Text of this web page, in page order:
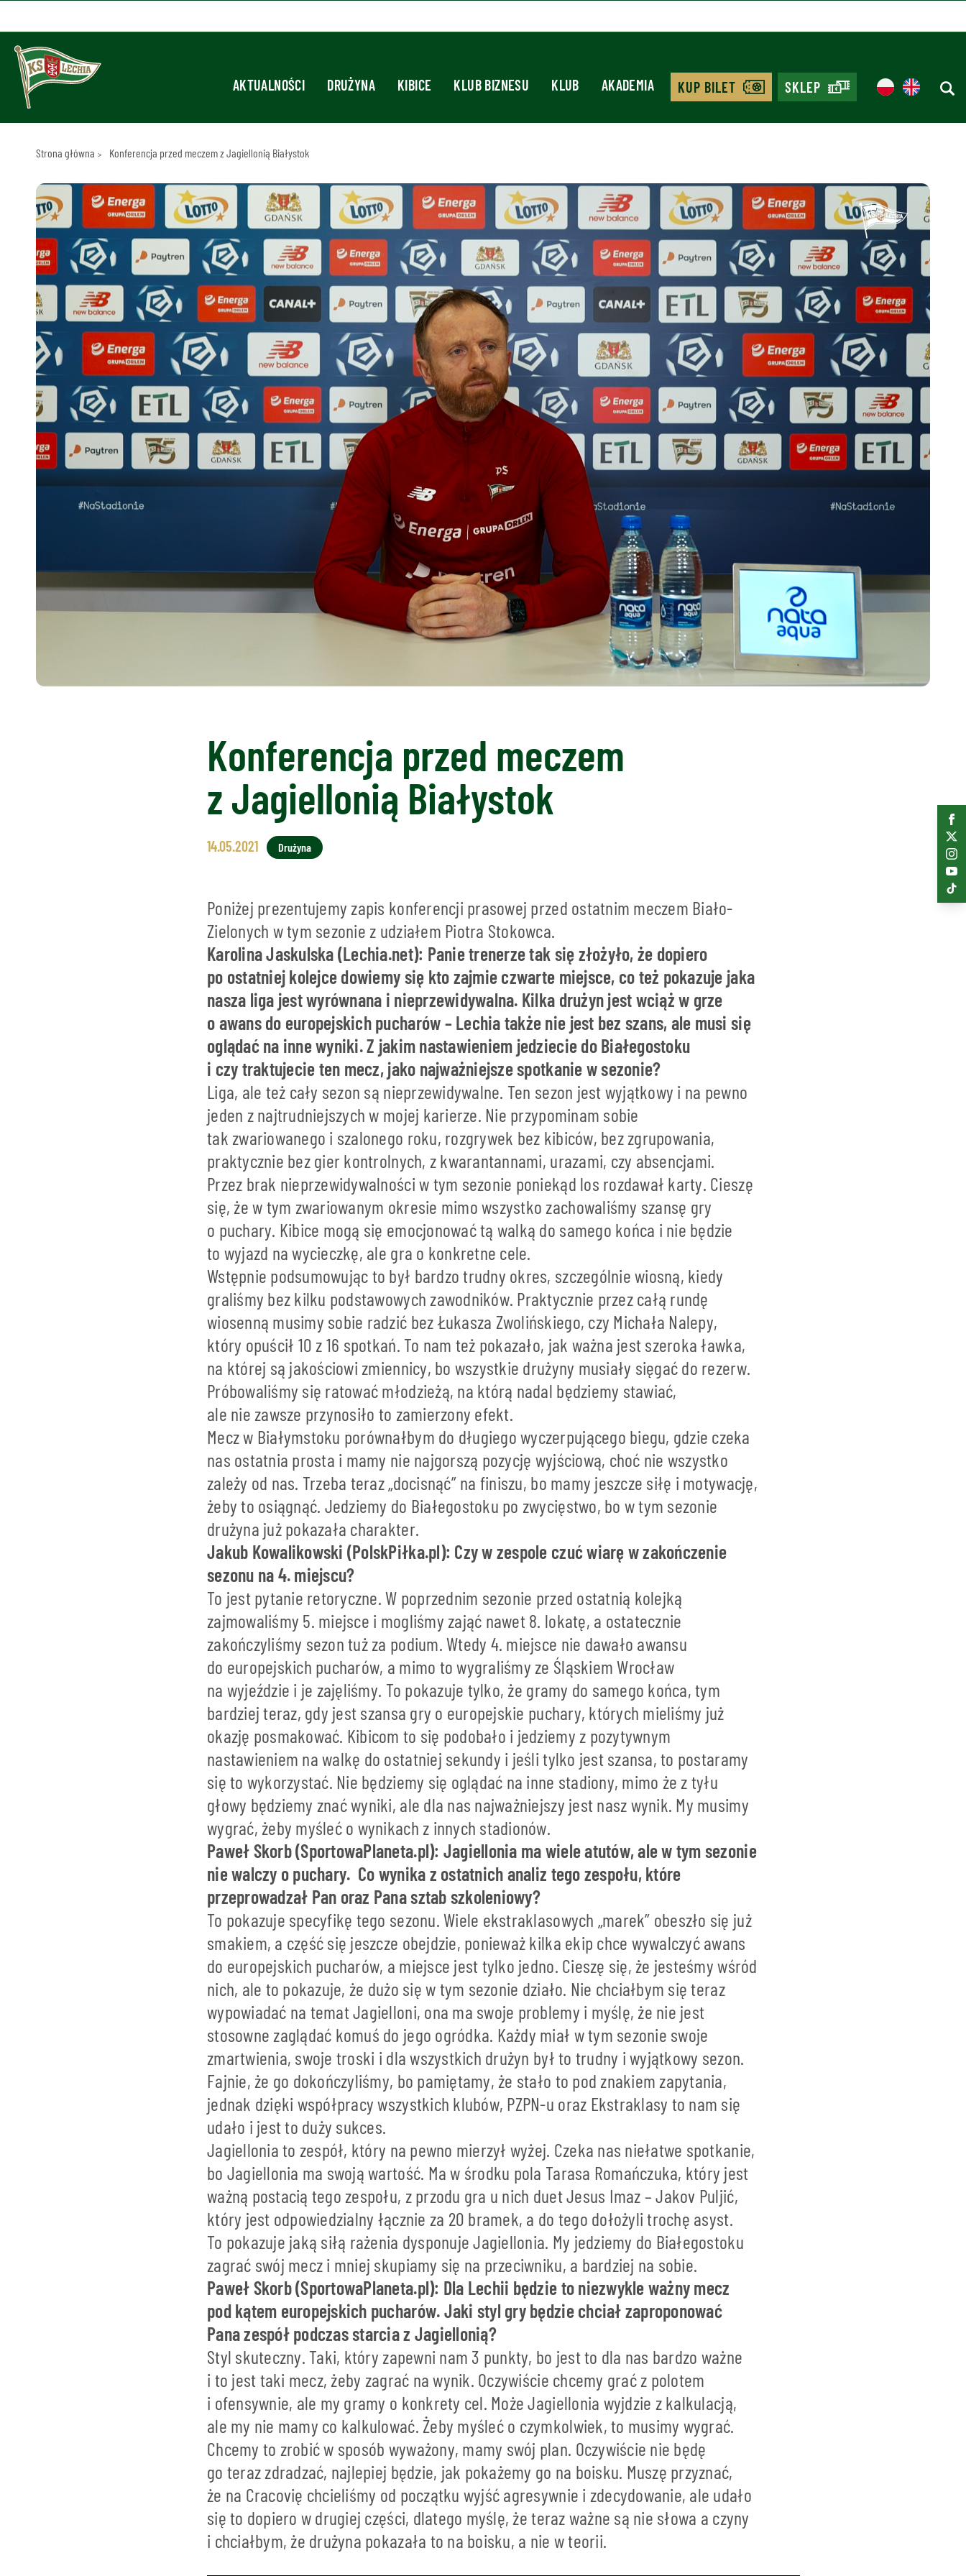
AKTUALNOŚCI DRUŻYNA KIBICE KLUB BIZNESU KLUB AKADEMIA KUP BILET SKLEP
Strona główna Konferencja przed meczem z Jagiellonią Białystok
Konferencja przed meczem
z Jagiellonią Białystok
14.05.2021 Drużyna
Poniżej prezentujemy zapis konferencji prasowej przed ostatnim meczem Biało-
Zielonych w tym sezonie z udziałem Piotra Stokowca.
Karolina Jaskulska (Lechia.net): Panie trenerze tak się złożyło, że dopiero
po ostatniej kolejce dowiemy się kto zajmie czwarte miejsce, co też pokazuje jaka
nasza liga jest wyrównana i nieprzewidywalna. Kilka drużyn jest wciąż w grze
o awans do europejskich pucharów – Lechia także nie jest bez szans, ale musi się
oglądać na inne wyniki. Z jakim nastawieniem jedziecie do Białegostoku
i czy traktujecie ten mecz, jako najważniejsze spotkanie w sezonie?
Liga, ale też cały sezon są nieprzewidywalne. Ten sezon jest wyjątkowy i na pewno
jeden z najtrudniejszych w mojej karierze. Nie przypominam sobie
tak zwariowanego i szalonego roku, rozgrywek bez kibiców, bez zgrupowania,
praktycznie bez gier kontrolnych, z kwarantannami, urazami, czy absencjami.
Przez brak nieprzewidywalności w tym sezonie poniekąd los rozdawał karty. Cieszę
się, że w tym zwariowanym okresie mimo wszystko zachowaliśmy szansę gry
o puchary. Kibice mogą się emocjonować tą walką do samego końca i nie będzie
to wyjazd na wycieczkę, ale gra o konkretne cele.
Wstępnie podsumowując to był bardzo trudny okres, szczególnie wiosną, kiedy
graliśmy bez kilku podstawowych zawodników. Praktycznie przez całą rundę
wiosenną musimy sobie radzić bez Łukasza Zwolińskiego, czy Michała Nalepy,
który opuścił 10 z 16 spotkań. To nam też pokazało, jak ważna jest szeroka ławka,
na której są jakościowi zmiennicy, bo wszystkie drużyny musiały sięgać do rezerw.
Próbowaliśmy się ratować młodzieżą, na którą nadal będziemy stawiać,
ale nie zawsze przynosiło to zamierzony efekt.
Mecz w Białymstoku porównałbym do długiego wyczerpującego biegu, gdzie czeka
nas ostatnia prosta i mamy nie najgorszą pozycję wyjściową, choć nie wszystko
zależy od nas. Trzeba teraz „docisnąć” na finiszu, bo mamy jeszcze siłę i motywację,
żeby to osiągnąć. Jedziemy do Białegostoku po zwycięstwo, bo w tym sezonie
drużyna już pokazała charakter.
Jakub Kowalikowski (PolskPiłka.pl): Czy w zespole czuć wiarę w zakończenie
sezonu na 4. miejscu?
To jest pytanie retoryczne. W poprzednim sezonie przed ostatnią kolejką
zajmowaliśmy 5. miejsce i mogliśmy zająć nawet 8. lokatę, a ostatecznie
zakończyliśmy sezon tuż za podium. Wtedy 4. miejsce nie dawało awansu
do europejskich pucharów, a mimo to wygraliśmy ze Śląskiem Wrocław
na wyjeździe i je zajęliśmy. To pokazuje tylko, że gramy do samego końca, tym
bardziej teraz, gdy jest szansa gry o europejskie puchary, których mieliśmy już
okazję posmakować. Kibicom to się podobało i jedziemy z pozytywnym
nastawieniem na walkę do ostatniej sekundy i jeśli tylko jest szansa, to postaramy
się to wykorzystać. Nie będziemy się oglądać na inne stadiony, mimo że z tyłu
głowy będziemy znać wyniki, ale dla nas najważniejszy jest nasz wynik. My musimy
wygrać, żeby myśleć o wynikach z innych stadionów.
Paweł Skorb (SportowaPlaneta.pl): Jagiellonia ma wiele atutów, ale w tym sezonie
nie walczy o puchary. Co wynika z ostatnich analiz tego zespołu, które
przeprowadzał Pan oraz Pana sztab szkoleniowy?
To pokazuje specyfikę tego sezonu. Wiele ekstraklasowych „marek” obeszło się już
smakiem, a część się jeszcze obejdzie, ponieważ kilka ekip chce wywalczyć awans
do europejskich pucharów, a miejsce jest tylko jedno. Cieszę się, że jesteśmy wśród
nich, ale to pokazuje, że dużo się w tym sezonie działo. Nie chciałbym się teraz
wypowiadać na temat Jagielloni, ona ma swoje problemy i myślę, że nie jest
stosowne zaglądać komuś do jego ogródka. Każdy miał w tym sezonie swoje
zmartwienia, swoje troski i dla wszystkich drużyn był to trudny i wyjątkowy sezon.
Fajnie, że go dokończyliśmy, bo pamiętamy, że stało to pod znakiem zapytania,
jednak dzięki współpracy wszystkich klubów, PZPN-u oraz Ekstraklasy to nam się
udało i jest to duży sukces.
Jagiellonia to zespół, który na pewno mierzył wyżej. Czeka nas niełatwe spotkanie,
bo Jagiellonia ma swoją wartość. Ma w środku pola Tarasa Romańczuka, który jest
ważną postacią tego zespołu, z przodu gra u nich duet Jesus Imaz – Jakov Puljić,
który jest odpowiedzialny łącznie za 20 bramek, a do tego dołożyli trochę asyst.
To pokazuje jaką siłą rażenia dysponuje Jagiellonia. My jedziemy do Białegostoku
zagrać swój mecz i mniej skupiamy się na przeciwniku, a bardziej na sobie.
Paweł Skorb (SportowaPlaneta.pl): Dla Lechii będzie to niezwykle ważny mecz
pod kątem europejskich pucharów. Jaki styl gry będzie chciał zaproponować
Pana zespół podczas starcia z Jagiellonią?
Styl skuteczny. Taki, który zapewni nam 3 punkty, bo jest to dla nas bardzo ważne
i to jest taki mecz, żeby zagrać na wynik. Oczywiście chcemy grać z polotem
i ofensywnie, ale my gramy o konkrety cel. Może Jagiellonia wyjdzie z kalkulacją,
ale my nie mamy co kalkulować. Żeby myśleć o czymkolwiek, to musimy wygrać.
Chcemy to zrobić w sposób wyważony, mamy swój plan. Oczywiście nie będę
go teraz zdradzać, najlepiej będzie, jak pokażemy go na boisku. Muszę przyznać,
że na Cracovię chcieliśmy od początku wyjść agresywnie i zdecydowanie, ale udało
się to dopiero w drugiej części, dlatego myślę, że teraz ważne są nie słowa a czyny
i chciałbym, że drużyna pokazała to na boisku, a nie w teorii.